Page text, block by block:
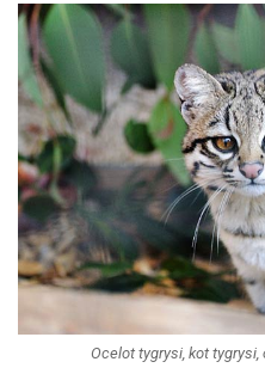
Ocelot tygrysi, kot